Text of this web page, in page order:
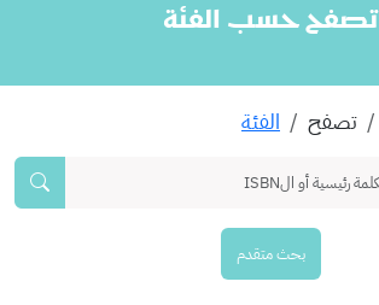
تصفح حسب الفئة
تصفح الفئة
بحث متقدم